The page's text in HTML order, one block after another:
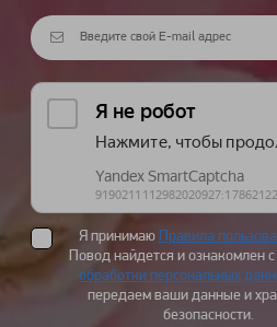
Я принимаю Правила
Повод найдется и ознакомлен с
обработки персональных
передаем ваши данные и
безопасности.